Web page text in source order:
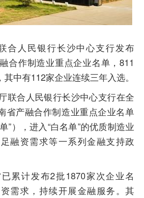
合人民银行长沙中心支行发布
合作制造业重点企业名单，811
中有112家企业连续三年入选。
联合人民银行长沙中心支行在全
省产融合作制造业重点企业名单
”），进入“白名单”的优质制造业
融资需求等一系列金融支持政
累计发布2批1870家次企业名
需求，持续开展金融服务。其